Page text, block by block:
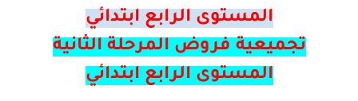
المستوى الرابع ابتدائي
تجميعية فروض المرحلة الثانية
المستوى الرابع ابتدائي